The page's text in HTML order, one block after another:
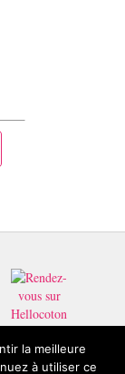
la meilleure
à utiliser ce